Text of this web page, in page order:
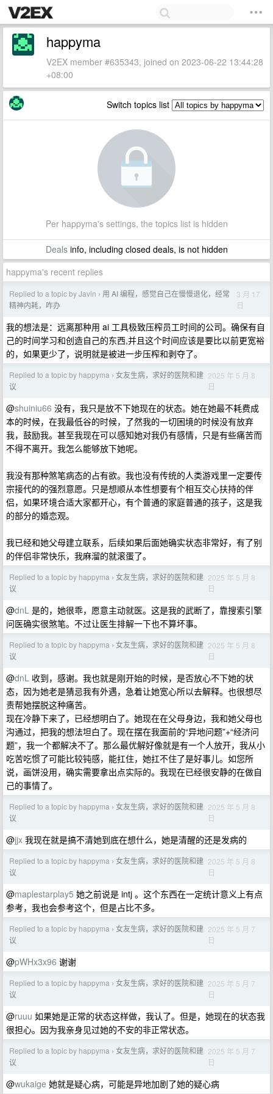
happyma
V2EX member #635343, joined on 2023-06-22 13:44:28
+08:00
Switch topics list
Per happyma's settings, the topics list is hidden
Dealsinfo, including closed deals, is not hidden
happyma's recent replies
Replied to a topic by Javin › 用 AI 编程，感觉自己在慢慢退化，经常
精神内耗，咋办
3 月 17
日
我的想法是：远离那种用 ai 工具极致压榨员工时间的公司。确保有自
己的时间学习和创造自己的东西,并且这个时间应该是要比以前更宽裕
的，如果更少了，说明就是被进一步压榨和剥夺了。
Replied to a topic by happyma › 女友生病，求好的医院和建
议
2025 年 5 月 8
日
@shuiniu66 没有，我只是放不下她现在的状态。她在她最不耗费成
本的时候，在我最低谷的时候，了然我的一切困境的时候没有放弃
我，鼓励我。甚至我现在可以感知她对我仍有感情，只是有些痛苦而
不得不离开。我怎么能够放下她呢。
我没有那种煞笔病态的占有欲。我也没有传统的人类游戏里一定要传
宗接代的的强烈意愿。只是想顺从本性想要有个相互交心扶持的伴
侣，如果环境合适大家都开心，有个普通的家庭普通的孩子，这是我
的部分的婚恋观。
我已经和她父母建立联系，后续如果后面她确实状态非常好，有了别
的伴侣非常快乐，我麻溜的就滚蛋了。
Replied to a topic by happyma › 女友生病，求好的医院和建
议
2025 年 5 月 8
日
@dnL 是的，她很乖，愿意主动就医。这是我的武断了，靠搜索引擎
问医确实很煞笔。不过让医生排解一下也不算坏事。
Replied to a topic by happyma › 女友生病，求好的医院和建
议
2025 年 5 月 8
日
@dnL 收到，感谢。我也就是刚开始的时候，是否放心不下她的状
态，因为她老是猜忌我有外遇，急着让她宽心所以去解释。也很想尽
责帮她摆脱这种痛苦。
现在冷静下来了，已经想明白了。她现在在父母身边，我和她父母也
沟通过，把我的想法坦白了。现在摆在我面前的“异地问题”+“经济问
题”，我一个都解决不了。那么最优解好像就是有一个人放开，我从小
吃苦吃惯了可能比较钝感，能扛住，她扛不住了是好事儿。如您所
说，画饼没用，确实需要拿出点实际的。我现在已经很安静的在做自
己的事情了。
Replied to a topic by happyma › 女友生病，求好的医院和建
议
2025 年 5 月 8
日
@jjx 我现在就是搞不清她到底在想什么，她是清醒的还是发病的
Replied to a topic by happyma › 女友生病，求好的医院和建
议
2025 年 5 月 8
日
@maplestarplay5 她之前说是 intj 。这个东西在一定统计意义上有点
参考，我也会参考这个，但是占比不多。
Replied to a topic by happyma › 女友生病，求好的医院和建
议
2025 年 5 月 7
日
@pWHx3x96 谢谢
Replied to a topic by happyma › 女友生病，求好的医院和建
议
2025 年 5 月 7
日
@ruuu 如果她是正常的状态这样做，我认了。但是，她现在的状态我
很担心。因为我亲身见过她的不安的非正常状态。
Replied to a topic by happyma › 女友生病，求好的医院和建
议
2025 年 5 月 7
日
@wukaige 她就是疑心病，可能是异地加剧了她的疑心病